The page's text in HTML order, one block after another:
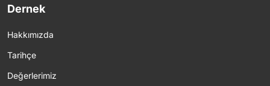
Dernek
Hakkımızda
Tarihçe
Değerlerimiz